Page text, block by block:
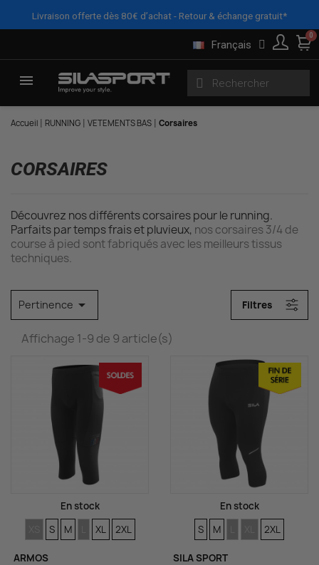
Livraison offerte dès 80€ d’achat - Retour & échange gratuit*
Français
Accueil RUNNING VETEMENTS BAS Corsaires
FILTRES X
CORSAIRES
Découvrez nos différents corsaires pour le running.
Parfaits par temps frais et pluvieux, nos corsaires 3/4 de
course à pied sont fabriqués avec les meilleurs tissus
techniques.
Pertinence  Filtres
Affichage 1-9 de 9 article(s)
En stock
TAILLES
TAILLES
S TAILLES
M TAILLES
TAILLES
XL TAILLES
2XL
ARMOS
En stock
TAILLES
S TAILLES
M TAILLES
TAILLES
TAILLES
2XL
SILA SPORT